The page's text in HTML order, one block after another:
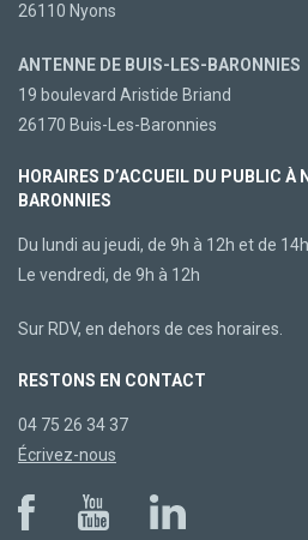
26110 Nyons
ANTENNE DE BUIS-LES-BARONNIES
19 boulevard Aristide Briand
26170 Buis-Les-Baronnies
HORAIRES D’ACCUEIL DU PUBLIC À
BARONNIES
Du lundi au jeudi, de 9h à 12h et de
Le vendredi, de 9h à 12h
Sur RDV, en dehors de ces horaires.
RESTONS EN CONTACT
04 75 26 34 37
Écrivez-nous